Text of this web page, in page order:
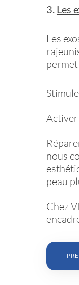
3. Les
Les
nous
peau
Chez